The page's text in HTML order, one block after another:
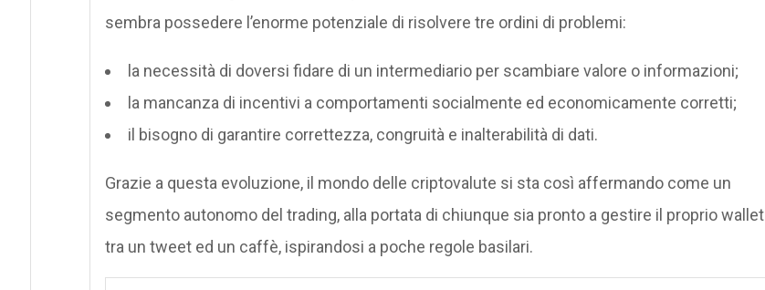
sembra possedere l’enorme potenziale di risolvere tre ordini di problemi:
la necessità di doversi fidare di un intermediario per scambiare valore o informazioni;
la mancanza di incentivi a comportamenti socialmente ed economicamente corretti;
il bisogno di garantire correttezza, congruità e inalterabilità di dati.
Grazie a questa evoluzione, il mondo delle criptovalute si sta così affermando come un
segmento autonomo del trading, alla portata di chiunque sia pronto a gestire il proprio wallet
tra un tweet ed un caffè, ispirandosi a poche regole basilari.